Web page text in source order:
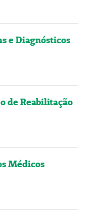
e Diagnósticos
de Reabilitação
Médicos